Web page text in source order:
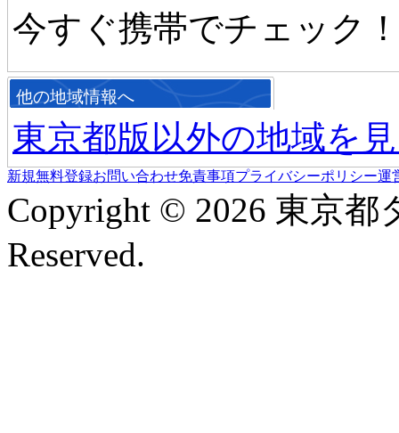
今すぐ携帯でチェック
他の地域情報へ
東京都版以外の地域を
新規無料登録お問い合わせ免責事項プライバシーポリシー運
Copyright © 2026 東京
Reserved.